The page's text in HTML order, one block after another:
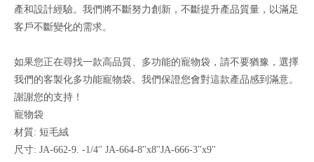
產和設計經驗。我們將不斷努力創新，不斷提升產品質量，以滿足
客戶不斷變化的需求。
如果您正在尋找一款高品質、多功能的寵物袋，請不要猶豫，選擇
我們的客製化多功能寵物袋。我們保證您會對這款產品感到滿意。
謝謝您的支持！
寵物袋
材質: 短毛絨
尺寸: JA-662-9. -1/4'' JA-664-8''x8''JA-666-3''x9''